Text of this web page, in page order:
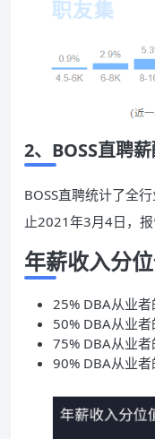
2、BOSS直聘
BOSS直聘统计了全
止2021年3月4日，报
年薪收入分
25% DBA从业
50% DBA从业
75% DBA从业
90% DBA从业